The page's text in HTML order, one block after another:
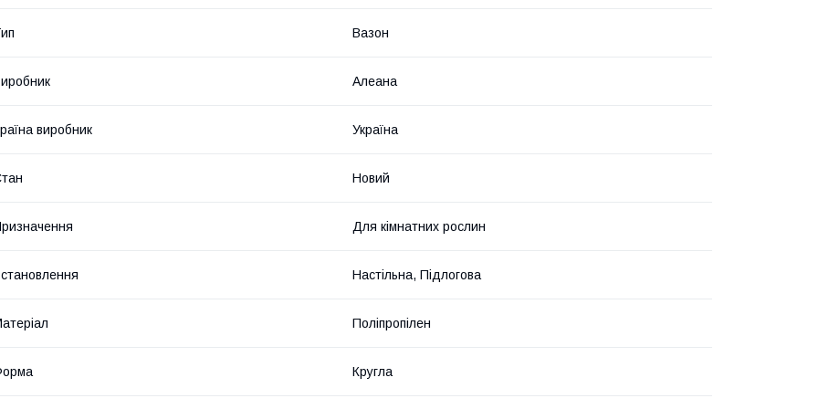
Вазон
Алеана
виробник Україна
Новий
Для кімнатних рослин
Настільна, Підлогова
Поліпропілен
Кругла